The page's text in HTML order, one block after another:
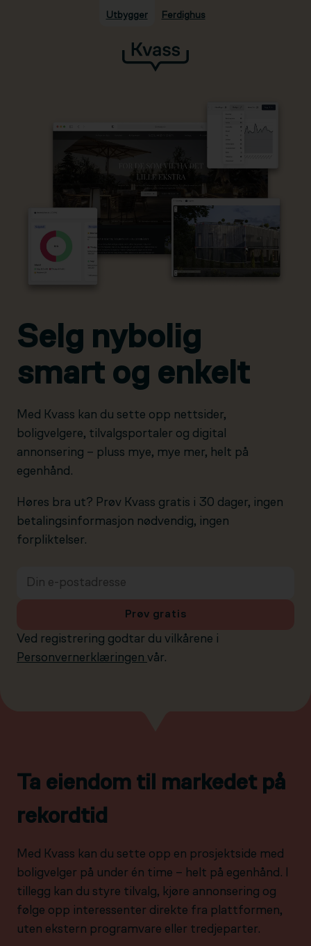
Hopp til hovedinnhold
Utbygger Ferdighus
Selg nybolig
smart og enkelt
Med Kvass kan du sette opp nettsider,
boligvelgere, tilvalgsportaler og digital
annonsering – pluss mye, mye mer, helt på
egenhånd.
Høres bra ut? Prøv Kvass gratis i 30 dager, ingen
betalingsinformasjon nødvendig, ingen
forpliktelser.
Ved registrering godtar du vilkårene i
Personvernerklæringen vår.
Prøv gratis
Ta eiendom til markedet på
rekordtid
Med Kvass kan du sette opp en prosjektside med
boligvelger på under én time – helt på egenhånd. I
tillegg kan du styre tilvalg, kjøre annonsering og
følge opp interessenter direkte fra plattformen,
uten ekstern programvare eller tredjeparter.